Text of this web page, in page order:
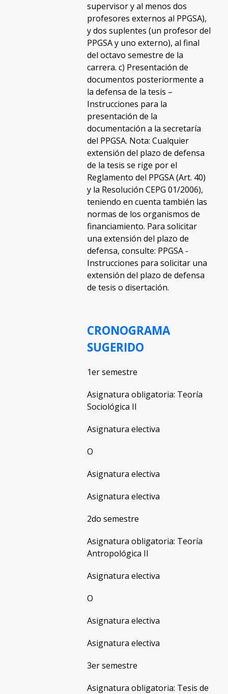
supervisor y al menos dos
profesores externos al PPGSA),
y dos suplentes (un profesor del
PPGSA y uno externo), al final
del octavo semestre de la
carrera. c) Presentación de
documentos posteriormente a
la defensa de la tesis –
Instrucciones para la
presentación de la
documentación a la secretaría
del PPGSA. Nota: Cualquier
extensión del plazo de defensa
de la tesis se rige por el
Reglamento del PPGSA (Art. 40)
y la Resolución CEPG 01/2006),
teniendo en cuenta también las
normas de los organismos de
financiamiento. Para solicitar
una extensión del plazo de
defensa, consulte: PPGSA -
Instrucciones para solicitar una
extensión del plazo de defensa
de tesis o disertación.
CRONOGRAMA
SUGERIDO
1er semestre
Asignatura obligatoria: Teoría
Sociológica II
Asignatura electiva
O
Asignatura electiva
Asignatura electiva
2do semestre
Asignatura obligatoria: Teoría
Antropológica II
Asignatura electiva
O
Asignatura electiva
Asignatura electiva
3er semestre
Asignatura obligatoria: Tesis de